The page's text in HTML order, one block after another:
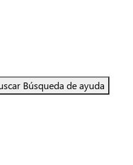
Búsqueda de ayuda